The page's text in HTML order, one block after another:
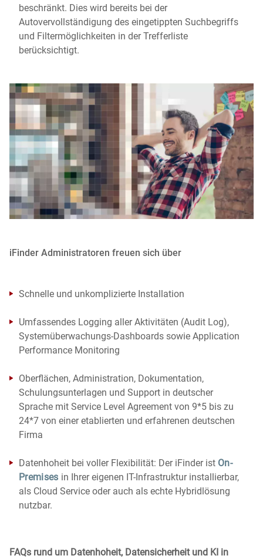
beschränkt. Dies wird bereits bei der
Autovervollständigung des eingetippten Suchbegriffs
und Filtermöglichkeiten in der Trefferliste
berücksichtigt.
iFinder Administratoren freuen sich über
Schnelle und unkomplizierte Installation
Umfassendes Logging aller Aktivitäten (Audit Log),
Systemüberwachungs-Dashboards sowie Application
Performance Monitoring
Oberflächen, Administration, Dokumentation,
Schulungsunterlagen und Support in deutscher
Sprache mit Service Level Agreement von 9*5 bis zu
24*7 von einer etablierten und erfahrenen deutschen
Firma
Datenhoheit bei voller Flexibilität: Der iFinder ist On-
Premises in Ihrer eigenen IT-Infrastruktur installierbar,
als Cloud Service oder auch als echte Hybridlösung
nutzbar.
FAQs rund um Datenhoheit, Datensicherheit und KI in